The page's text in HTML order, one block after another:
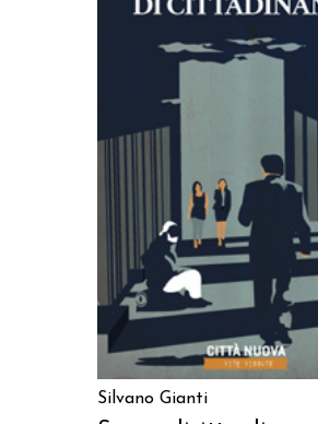
AGGIUNGI AL CARRELLO
Silvano Gianti